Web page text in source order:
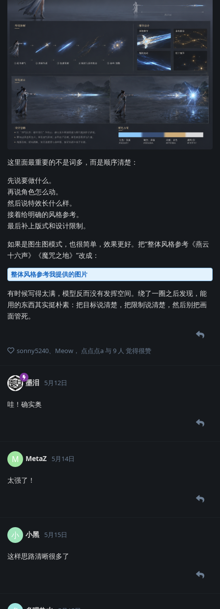
这里面最重要的不是词多，而是顺序清楚：
先说要做什么。
再说角色怎么动。
然后说特效长什么样。
接着给明确的风格参考。
最后补上版式和设计限制。
如果是图生图模式，也很简单，效果更好。把“整体风格参考《燕云
十六声》《魔咒之地》”改成：
整体风格参考我提供的图片
有时候写得太满，模型反而没有发挥空间。绕了一圈之后发现，能
用的东西其实挺朴素：把目标说清楚，把限制说清楚，然后别把画
面管死。
sonny5240、 Meow ， 点点点a与9 人 觉得很赞
墨泪 5月12日
哇！确实奥
M MetaZ 5月14日
太强了！
小 小黑 5月15日
这样思路清晰很多了